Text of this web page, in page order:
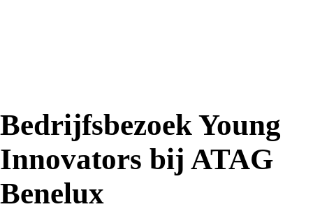
Bedrijfsbezoek Young
Innovators bij ATAG
Benelux